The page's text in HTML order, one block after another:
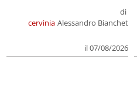
cervinia
di
Alessandro Bianchet
il 07/08/2026